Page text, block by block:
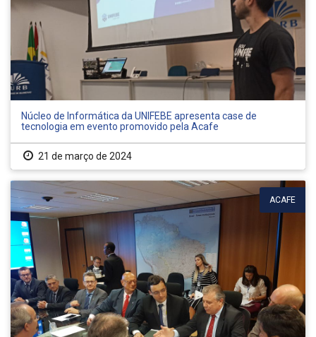
Núcleo de Informática da UNIFEBE apresenta case de
tecnologia em evento promovido pela Acafe
21 de março de 2024
ACAFE